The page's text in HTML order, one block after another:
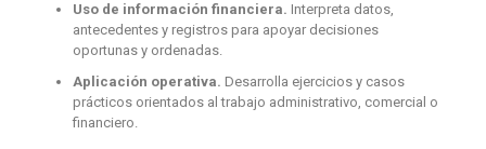
Uso de información financiera. Interpreta datos,
antecedentes y registros para apoyar decisiones
oportunas y ordenadas.
Aplicación operativa. Desarrolla ejercicios y casos
prácticos orientados al trabajo administrativo, comercial o
financiero.